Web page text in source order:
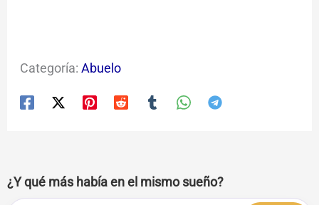
Categoría: Abuelo
¿Y qué más había en el mismo sueño?